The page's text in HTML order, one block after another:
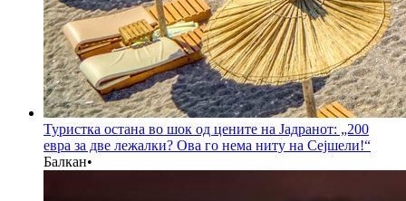
Туристка остана во шок од цените на Јадранот: „200
евра за две лежалки? Ова го нема ниту на Сејшели!“
Балкан•